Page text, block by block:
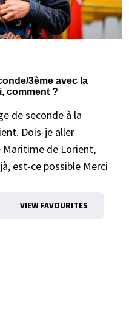
3ème avec la
comment ?
de seconde à la
Dois-je aller
Maritime de Lorient,
est-ce possible Merci
VIEW FAVOURITES